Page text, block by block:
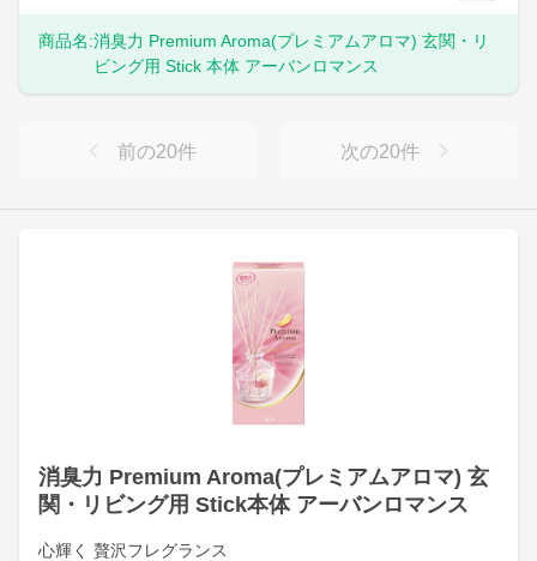
消臭力 Premium Aroma(プレミアムアロマ) 玄
関・リビング用 Stick本体 アーバンロマンス
心輝く 贅沢フレグランス
商品名:消臭力 Premium Aroma(プレミアムアロマ) 玄関・リ
ビング用 Stick 本体 アーバンロマンス
前の20件 次の20件